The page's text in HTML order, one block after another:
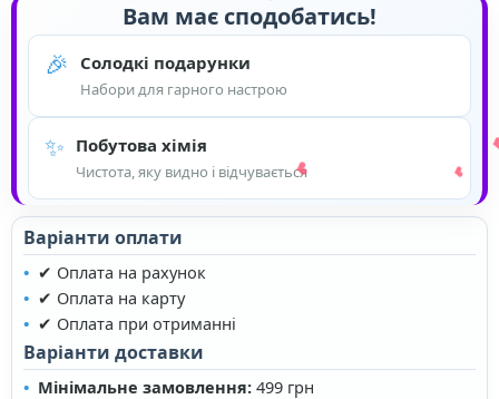
Вам має сподобатись!
🎉 Солодкі подарунки
Набори для гарного настрою
✨ Побутова хімія
Чистота, яку видно і відчувається
Варіанти оплати
✔ Оплата на рахунок
✔ Оплата на карту
✔ Оплата при отриманні
Варіанти доставки
Мінімальне замовлення: 499 грн